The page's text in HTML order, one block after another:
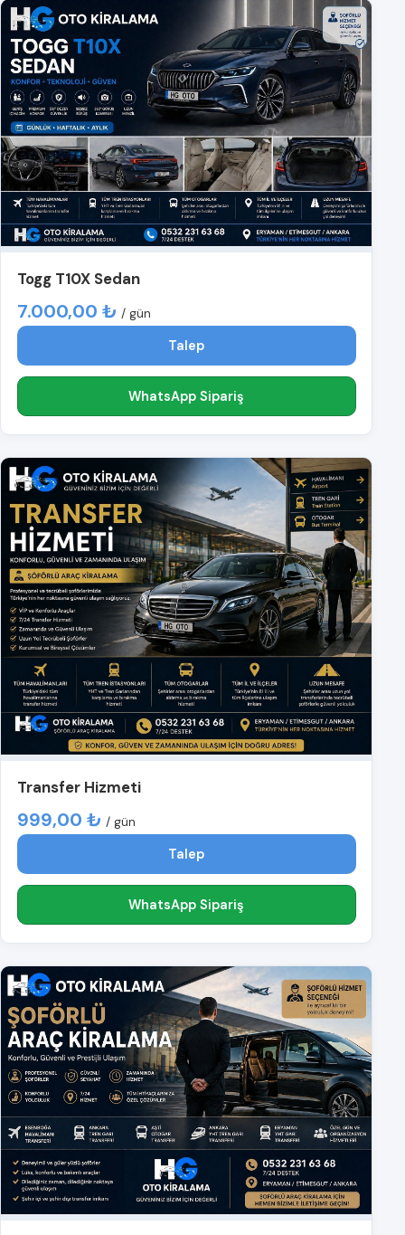
Togg T10X Sedan
7.000,00 ₺ / gün
Talep
WhatsApp Sipariş
Transfer Hizmeti
999,00 ₺ / gün
Talep
WhatsApp Sipariş